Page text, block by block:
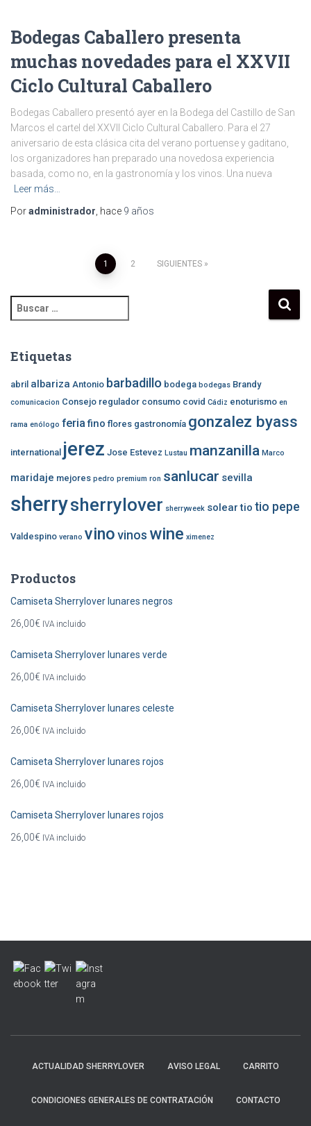
Bodegas Caballero presenta
muchas novedades para el XXVII
Ciclo Cultural Caballero
Bodegas Caballero presentó ayer en la Bodega del Castillo de San
Marcos el cartel del XXVII Ciclo Cultural Caballero. Para el 27
aniversario de esta clásica cita del verano portuense y gaditano,
los organizadores han preparado una novedosa experiencia
basada, como no, en la gastronomía y los vinos. Una nueva
Leer más…
Poradministrador , hace 9 años
Navegación
de
1 2 SIGUIENTES
u
a
Etiquetas
abril albariza Antonio barbadillo bodega bodegas Brandy
comunicacion Consejo regulador consumo covid Cádiz enoturismo en
rama enólogo feria fino flores gastronomía gonzalez byass
international jerez Jose Estevez Lustau manzanilla Marco
maridaje mejores pedro premium ron sanlucar sevilla
sherrysherrylover sherryweek solear tio tio pepe
Valdespino verano vino vinos wine ximenez
Productos
Camiseta Sherrylover lunares negros
26,00€ IVA incluido
Camiseta Sherrylover lunares verde
26,00€ IVA incluido
Camiseta Sherrylover lunares celeste
26,00€ IVA incluido
Camiseta Sherrylover lunares rojos
26,00€ IVA incluido
Camiseta Sherrylover lunares rojos
26,00€ IVA incluido
ACTUALIDAD SHERRYLOVER AVISO LEGAL CARRITO
CONDICIONES GENERALES DE CONTRATACIÓN CONTACTO